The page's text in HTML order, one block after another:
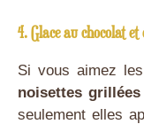
4. Glace au chocolat et
Si vous aimez les
noisettes grillées
seulement elles